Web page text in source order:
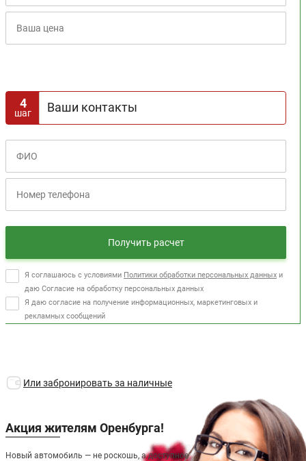
Расчет кредита
4
шаг Ваши контакты
Получить расчет
Я соглашаюсь с условиями Политики обработки персональных данных и
даю Согласие на обработку персональных данных
Я даю согласие на получение информационных, маркетинговых и
рекламных сообщений
Или забронировать за наличные
Акция жителям Оренбурга!
Новый автомобиль — не роскошь, а доступное